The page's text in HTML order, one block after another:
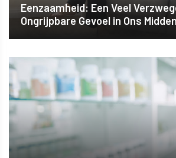
Eenzaamheid: Een Veel
Ongrijpbare Gevoel in Ons Midden